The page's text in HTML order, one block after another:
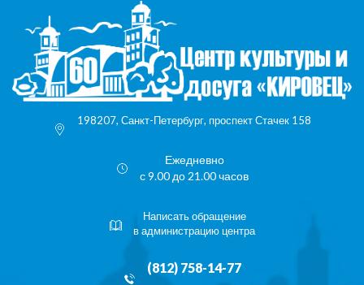
198207, Санкт-Петербург, проспект Стачек 158
Ежедневно
с 9.00 до 21.00 часов
Написать обращение
в администрацию центра
(812) 758-14-77